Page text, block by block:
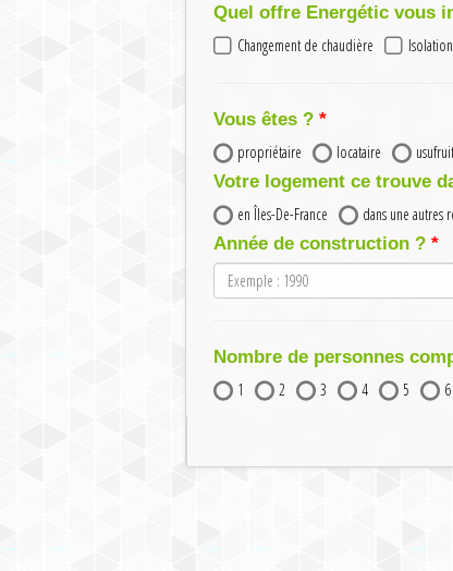
Quel offre Energétic vous
Changement de chaudière
Vous êtes ?
propriétaire
locataire
usufruit
Votre logement ce trouve
en Îles-De-France
dans une autres
Année de construction ?
Nombre de personnes
1
2 3 4 5 6